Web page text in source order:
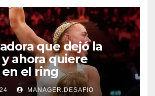
que dejó la
ahora quiere
el ring​
MANAGER.DESAFIO